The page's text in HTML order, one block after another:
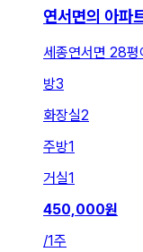
연서면의 아파
세종연서면 28평
방3
화장실2
주방1
거실1
450,000원
/1주